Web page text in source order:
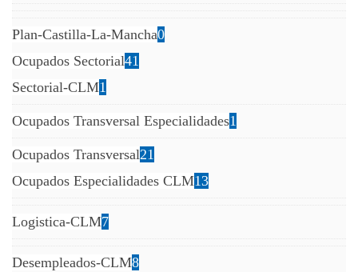
Plan-Castilla-La-Mancha0
Ocupados Sectorial41
Sectorial-CLM1
Ocupados Transversal Especialidades1
Ocupados Transversal21
Ocupados Especialidades CLM13
Logistica-CLM7
Desempleados-CLM8